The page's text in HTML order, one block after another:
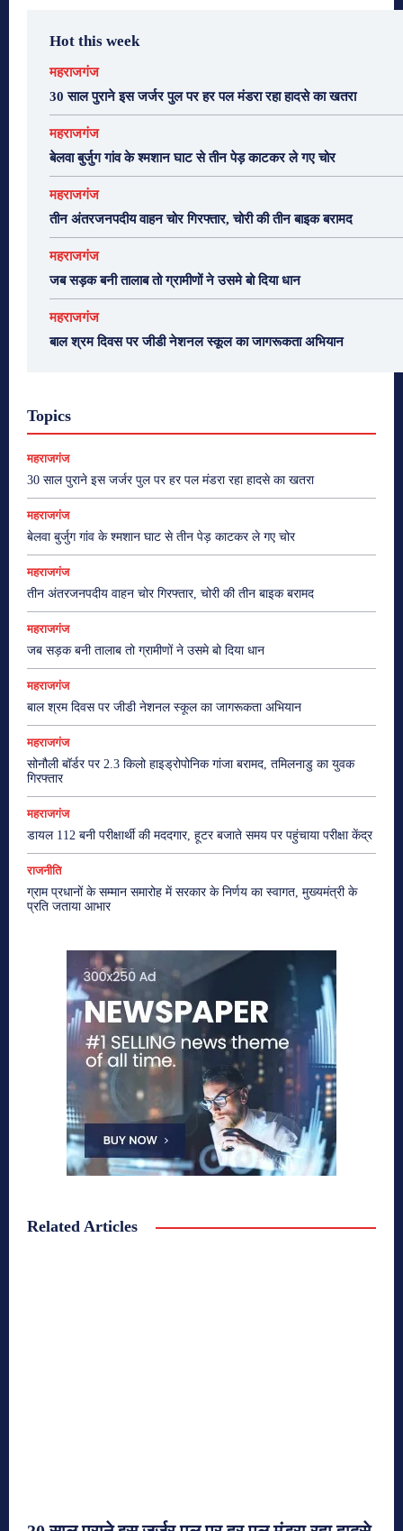
Hot this week
महराजगंज
30 साल पुराने इस जर्जर पुल पर हर पल मंडरा रहा हादसे का खतरा
महराजगंज
बेलवा बुर्जुग गांव के श्मशान घाट से तीन पेड़ काटकर ले गए चोर
महराजगंज
तीन अंतरजनपदीय वाहन चोर गिरफ्तार, चोरी की तीन बाइक बरामद
महराजगंज
जब सड़क बनी तालाब तो ग्रामीणों ने उसमे बो दिया धान
महराजगंज
बाल श्रम दिवस पर जीडी नेशनल स्कूल का जागरूकता अभियान
Topics
महराजगंज
30 साल पुराने इस जर्जर पुल पर हर पल मंडरा रहा हादसे का खतरा
महराजगंज
बेलवा बुर्जुग गांव के श्मशान घाट से तीन पेड़ काटकर ले गए चोर
महराजगंज
तीन अंतरजनपदीय वाहन चोर गिरफ्तार, चोरी की तीन बाइक बरामद
महराजगंज
जब सड़क बनी तालाब तो ग्रामीणों ने उसमे बो दिया धान
महराजगंज
बाल श्रम दिवस पर जीडी नेशनल स्कूल का जागरूकता अभियान
महराजगंज
सोनौली बॉर्डर पर 2.3 किलो हाइड्रोपोनिक गांजा बरामद, तमिलनाडु का युवक
गिरफ्तार
महराजगंज
डायल 112 बनी परीक्षार्थी की मददगार, हूटर बजाते समय पर पहुंचाया परीक्षा केंद्र
राजनीति
ग्राम प्रधानों के सम्मान समारोह में सरकार के निर्णय का स्वागत, मुख्यमंत्री के
प्रति जताया आभार
Related Articles